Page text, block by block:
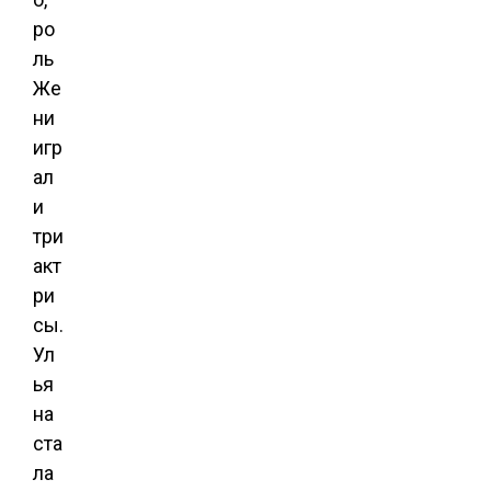
ро
ль
Же
ни
игр
ал
и
три
акт
ри
сы.
Ул
ья
на
ста
ла